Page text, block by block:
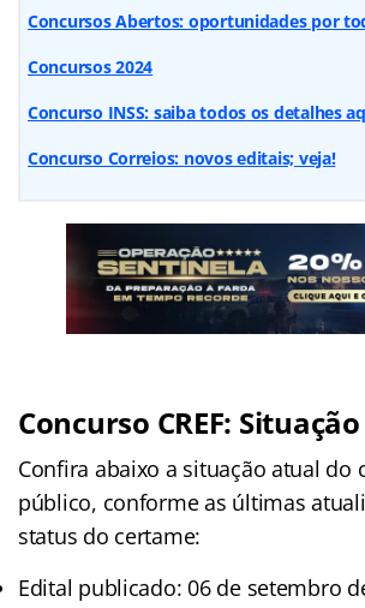
Concursos Abertos: oportunidades por
Concursos 2024
Concurso INSS: saiba todos os detalhes
Concurso Correios: novos editais; veja!
Concurso CREF:
Confira abaixo a situação atual do
público, conforme as últimas
status do certame:
Edital publicado: 06 de setembro